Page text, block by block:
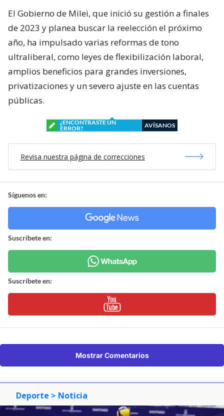
El Gobierno de Milei, que inició su gestión a finales
de 2023 y planea buscar la reelección el próximo
año, ha impulsado varias reformas de tono
ultraliberal, como leyes de flexibilización laboral,
amplios beneficios para grandes inversiones,
privatizaciones y un severo ajuste en las cuentas
públicas.
¿ENCONTRASTE UN
ERROR?
AVÍSANOS
Revisa nuestra página de correcciones
Síguenos en:
Suscríbete en:
Suscríbete en:
Mostrar Comentarios
Deporte > Noticia